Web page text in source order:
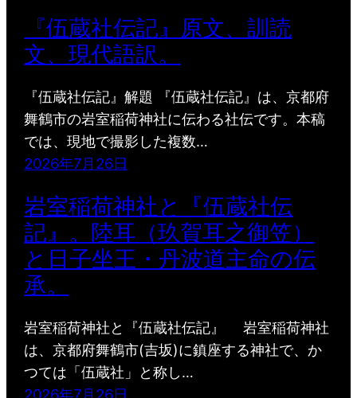
『伍蔵社伝記』原文、訓読
文、現代語訳。
『伍蔵社伝記』解題 『伍蔵社伝記』は、京都府
舞鶴市の岩室稲荷神社に伝わる社伝です。本稿
では、現地で撮影した複数…
2026年7月26日
岩室稲荷神社と『伍蔵社伝
記』。陸耳（玖賀耳之御笠）
と日子坐王・丹波道主命の伝
承。
岩室稲荷神社と『伍蔵社伝記』 岩室稲荷神社
は、京都府舞鶴市(吉坂)に鎮座する神社で、か
つては「伍蔵社」と称し…
2026年7月26日